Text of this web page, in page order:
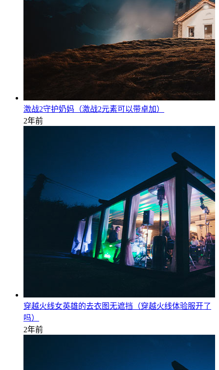
激战2守护奶妈（激战2元素可以带卓加）
2年前
穿越火线女英雄的去衣图无遮挡（穿越火线体验服开了
吗）
2年前